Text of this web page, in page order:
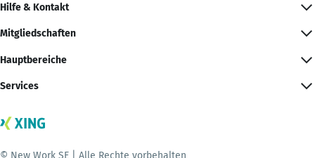
Hilfe & Kontakt
Mitgliedschaften
Hauptbereiche
Services
© New Work SE | Alle Rechte vorbehalten